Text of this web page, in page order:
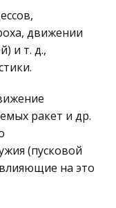
право
в
задач
и умений
фигуры на
движении
и т. д.,
ракет и др.
(пусковой
на это